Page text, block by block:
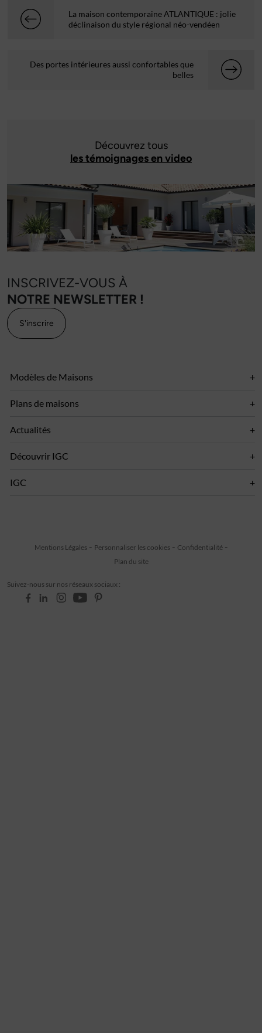
La maison contemporaine ATLANTIQUE : jolie
déclinaison du style régional néo-vendéen
Des portes intérieures aussi confortables que
belles
Découvrez tous
les témoignages en video
INSCRIVEZ-VOUS À
NOTRE NEWSLETTER !
S'inscrire
Modèles de Maisons
Plans de maisons
Actualités
Découvrir IGC
IGC
Suivez-nous sur nos réseaux sociaux :
Mentions Légales Personnaliser les cookies
Confidentialité
Plan du site